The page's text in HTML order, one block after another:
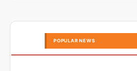
POPULAR NEWS